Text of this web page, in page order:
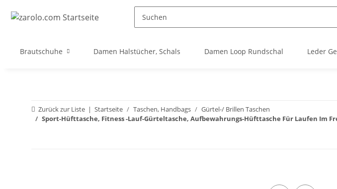
Brautschuhe Damen Halstücher, Schals Damen Loop Rundschal Leder
Zurück zur Liste Startseite Taschen, Handbags
Gürtel-/ Brillen Taschen
Sport-Hüfttasche, Fitness -Lauf-Gürteltasche, Aufbewahrungs-Hüfttasche Für Laufen Im